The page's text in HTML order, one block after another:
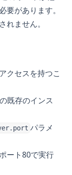
があります。
れません。
クセスを持つこ
既存のインス
パラメ
ート80で実行